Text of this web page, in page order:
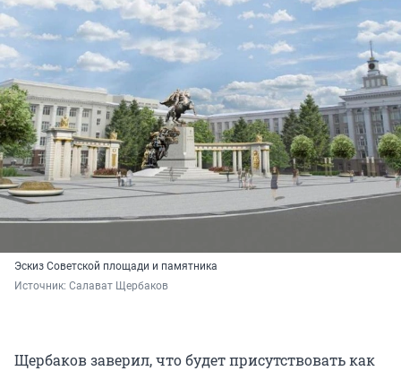
Эскиз Советской площади и памятника
Источник: Салават Щербаков
Щербаков заверил, что будет присутствовать как